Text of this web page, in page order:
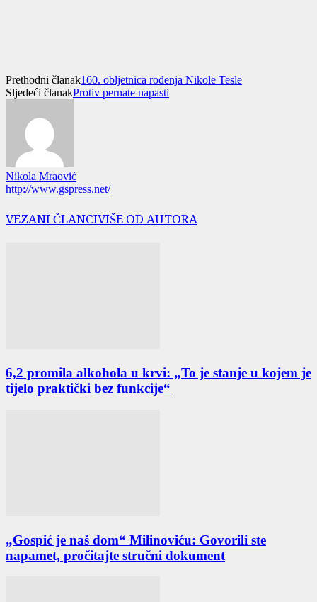
Prethodni članak160. obljetnica rođenja Nikole Tesle
Sljedeći članakProtiv pernate napasti
Nikola Mraović
http://www.gspress.net/
VEZANI ČLANCIVIŠE OD AUTORA
6,2 promila alkohola u krvi: „To je stanje u kojem je
tijelo praktički bez funkcije“
„Gospić je naš dom“ Milinoviću: Govorili ste
napamet, pročitajte stručni dokument